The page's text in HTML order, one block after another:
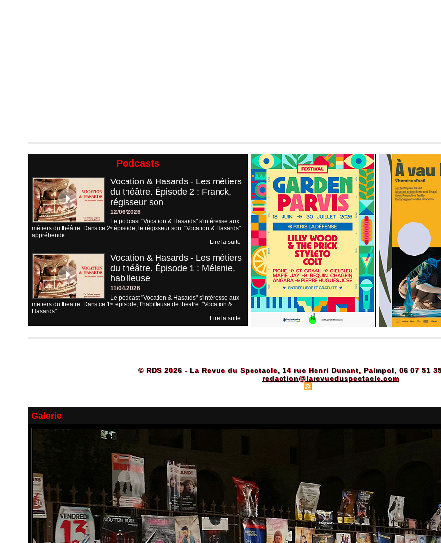
Podcasts
Vocation & Hasards - Les métiers
du théâtre. Épisode 2 : Franck,
régisseur son
12/06/2026
Le podcast "Vocation & Hasards" s'intéresse aux
métiers du théâtre. Dans ce 2ᵉ épisode, le régisseur son. "Vocation & Hasards"
appréhende...
Lire la suite
Vocation & Hasards - Les métiers
du théâtre. Épisode 1 : Mélanie,
habilleuse
11/04/2026
Le podcast "Vocation & Hasards" s'intéresse aux
métiers du théâtre. Dans ce 1ᵉʳ épisode, l'habilleuse de théâtre. "Vocation &
Hasards"...
Lire la suite
© RDS 2026 - La Revue du Spectacle, 14 rue Henri Dunant, Paimpol, 06 07 51
redaction@larevueduspectacle.com
Galerie